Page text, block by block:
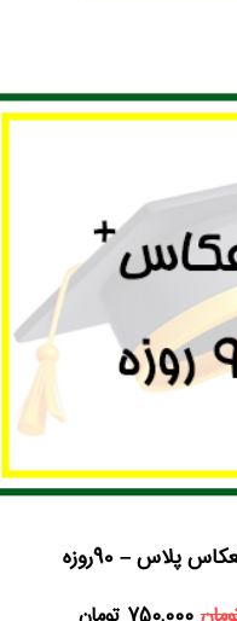
پلاس – 90روزه